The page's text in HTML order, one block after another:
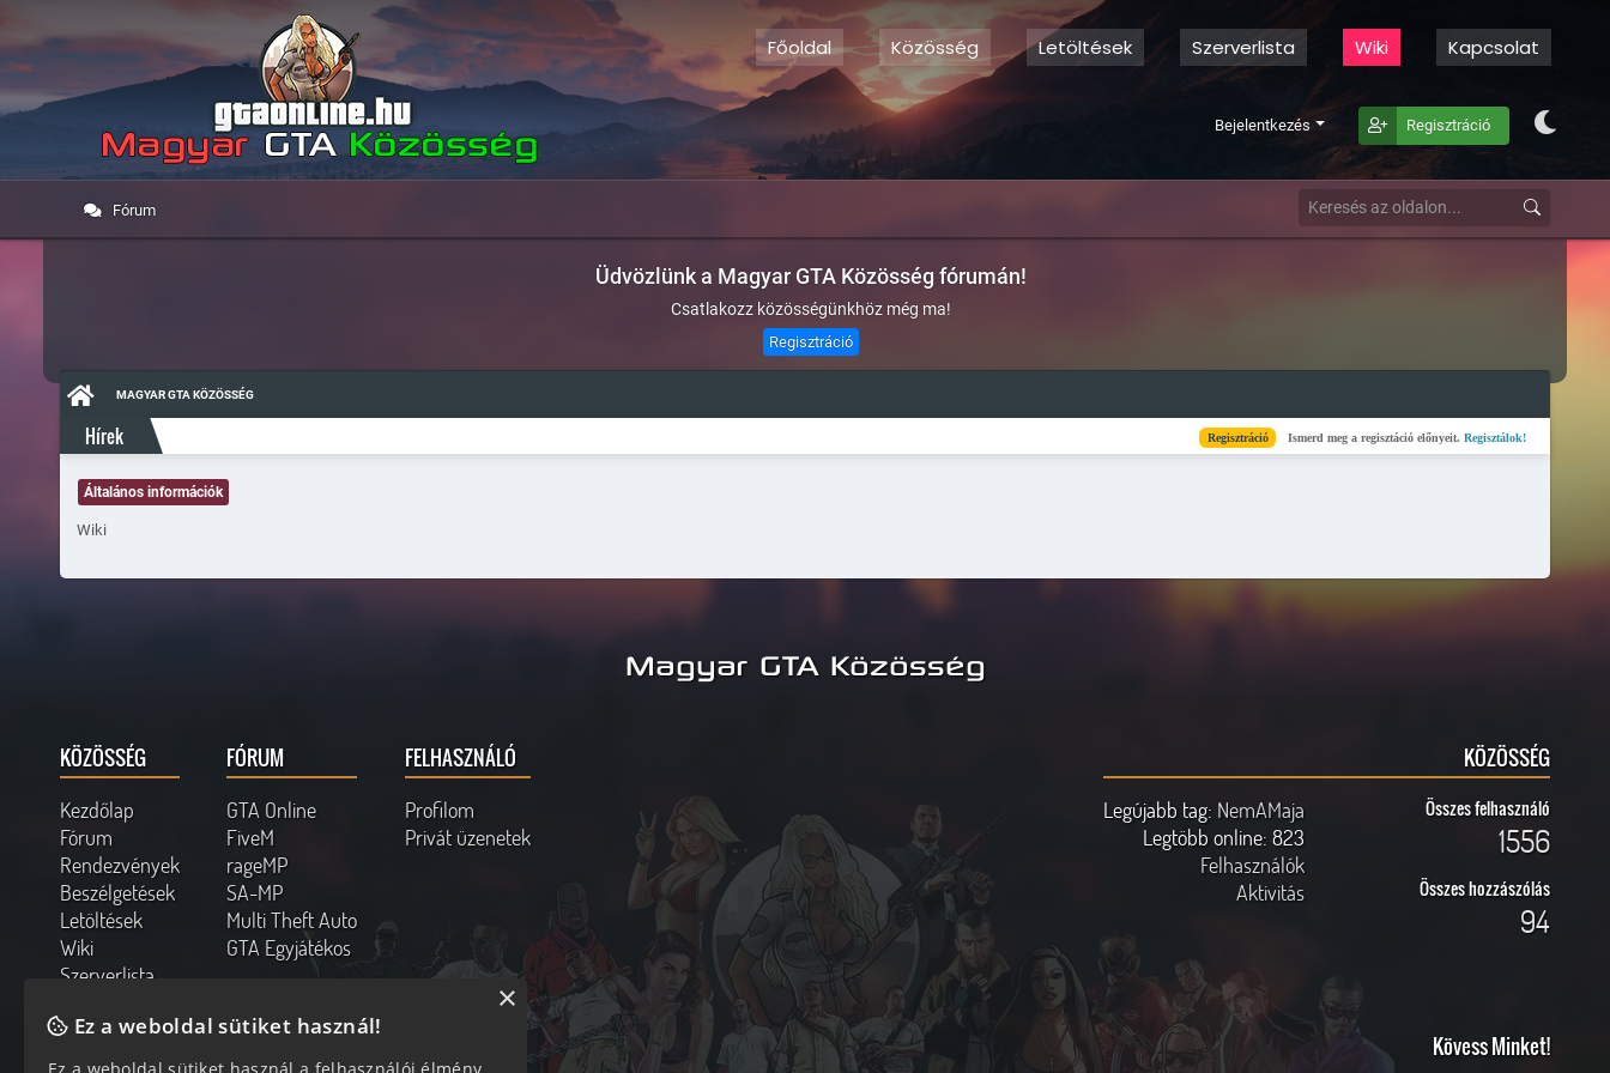
Főoldal Közösség Letöltések Szerverlista Wiki Kapcsolat
Bejelentkezés Regisztráció
Fórum
Üdvözlünk a Magyar GTA Közösség fórumán!
Csatlakozz közösségünkhöz még ma!
Regisztráció
MAGYAR GTA KÖZÖSSÉG
Hírek Regisztráció Ismerd meg a regisztáció előnyeit.Regisztálok! Kész
Általános információk
Wiki
Magyar GTA Közösség
KÖZÖSSÉG
Kezdőlap
Fórum
Rendezvények
Beszélgetések
Letöltések
Wiki
Szerverlista
FÓRUM
GTA Online
FiveM
rageMP
SA-MP
Multi Theft Auto
GTA Egyjátékos
FELHASZNÁLÓ
Profilom
Privát üzenetek
KÖZÖSSÉG
Legújabb tag: NemAMaja
Legtöbb online: 823
Felhasználók
Aktivitás
Összes felhasználó
1556
Összes hozzászólás
94
Online felhasználók Kövess Minket!
Ez a weboldal sütiket használ!
×